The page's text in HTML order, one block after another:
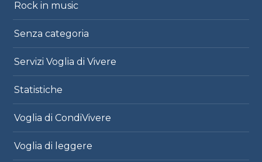
Rock in music
Senza categoria
Servizi Voglia di Vivere
Statistiche
Voglia di CondiVivere
Voglia di leggere